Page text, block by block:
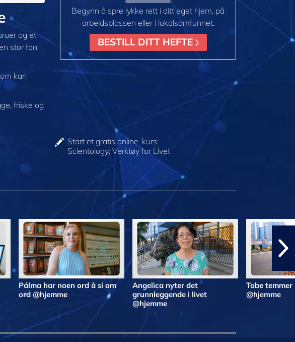
og et
stor fan
kan
friske og
Begynn å spre lykke rett i ditt eget hjem, på
arbeidsplassen eller i lokalsamfunnet.
BESTILL DITT HEFTE
Start et gratis online-kurs:
Scientology: Verktøy for Livet
Pálma har noen ord å si om
ord @hjemme
Angelica nyter det
grunnleggende i livet
@hjemme
Tobe
@hjemme